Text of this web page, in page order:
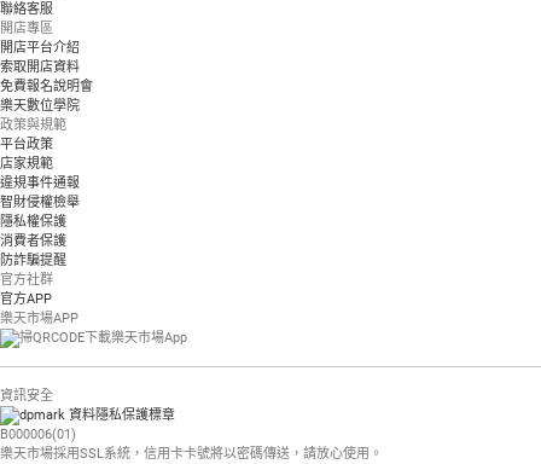
聯絡客服
開店專區
開店平台介紹
索取開店資料
免費報名說明會
樂天數位學院
政策與規範
平台政策
店家規範
違規事件通報
智財侵權檢舉
隱私權保護
消費者保護
防詐騙提醒
官方社群
官方APP
樂天市場APP
資訊安全
B000006(01)
樂天市場採用SSL系統，信用卡卡號將以密碼傳送，請放心使用。